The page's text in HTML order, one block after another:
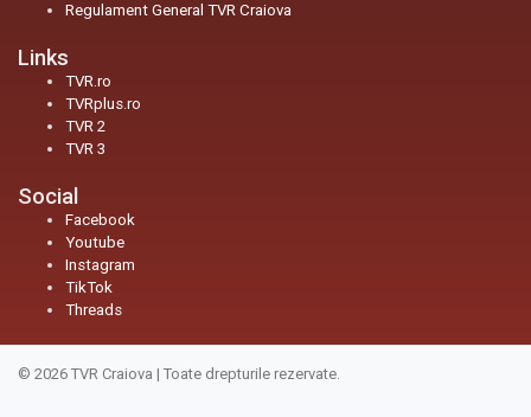
Regulament General TVR Craiova
Links
TVR.ro
TVRplus.ro
TVR 2
TVR 3
Social
Facebook
Youtube
Instagram
TikTok
Threads
© 2026 TVR Craiova | Toate drepturile rezervate.